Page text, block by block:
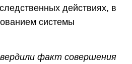
действиях, в
системы
факт совершения